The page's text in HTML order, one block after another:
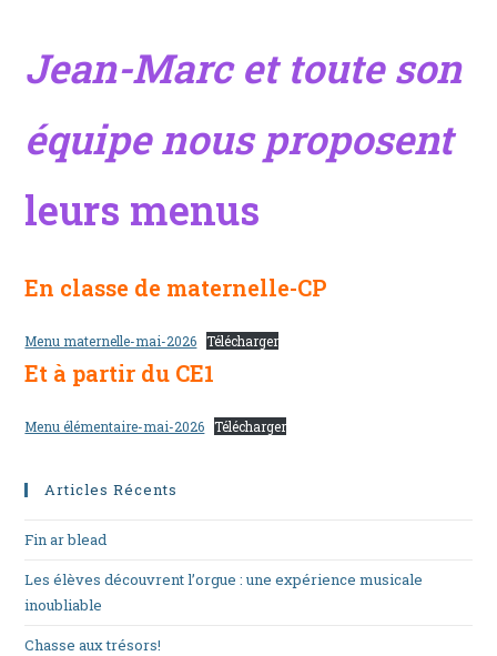
Jean-Marc et toute son
équipe nous proposent
leurs menus
En classe de maternelle-CP
Menu maternelle-mai-2026 Télécharger
Et à partir du CE1
Menu élémentaire-mai-2026 Télécharger
Articles Récents
Fin ar blead
Les élèves découvrent l’orgue : une expérience musicale
inoubliable
Chasse aux trésors!